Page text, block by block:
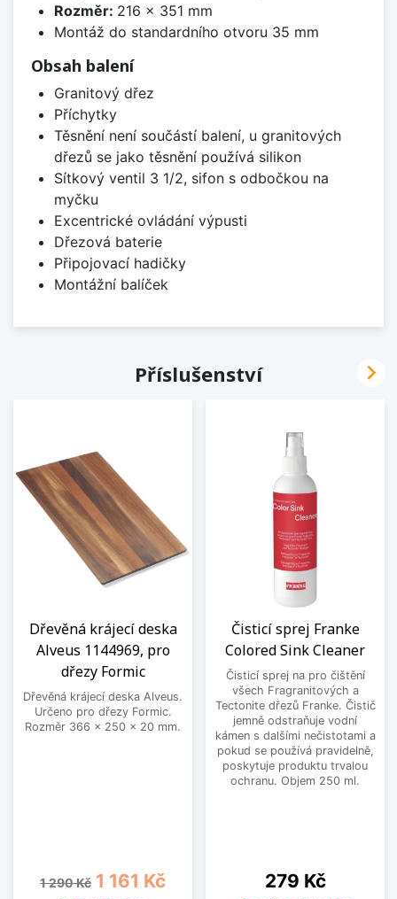
Rozměr: 216 x 351 mm
Montáž do standardního otvoru 35 mm
Obsah balení
Granitový dřez
Příchytky
Těsnění není součástí balení, u granitových
dřezů se jako těsnění používá silikon
Sítkový ventil 3 1/2, sifon s odbočkou na
myčku
Excentrické ovládání výpusti
Dřezová baterie
Připojovací hadičky
Montážní balíček
Příslušenství
Dřevěná krájecí deska
Alveus 1144969, pro
dřezy Formic
Dřevěná krájecí deska Alveus.
Určeno pro dřezy Formic.
Rozměr 366 x 250 x 20 mm.
Běžná cena
1 290 Kč Cena
1 161 Kč
Čisticí sprej Franke
Colored Sink Cleaner
Čisticí sprej na pro čištění
všech Fragranitových a
Tectonite dřezů Franke. Čistič
jemně odstraňuje vodní
kámen s dalšími nečistotami a
pokud se používá pravidelně,
poskytuje produktu trvalou
ochranu. Objem 250 ml.
Cena
279 Kč
